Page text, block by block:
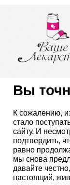
Вы
К сожалению,
стало
сайту. И
подтвердить,
равно
мы снова
давайте
настоящий,